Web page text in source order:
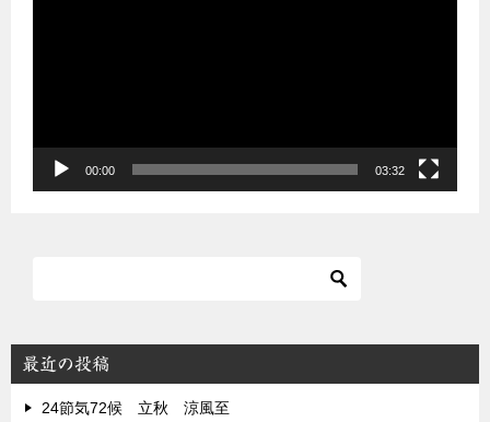
00:00 03:32
最近の投稿
24節気72候 立秋 涼風至